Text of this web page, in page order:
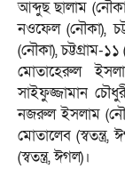
আব্দুছ ছালাম
নওফেল (নৌকা),
(নৌকা), চট্টগ্রাম-
মোতাহেরুল
সাইফুজ্জামান
নজরুল ইসলাম
মোতালেব
(স্বতন্ত্র, ঈগল)।